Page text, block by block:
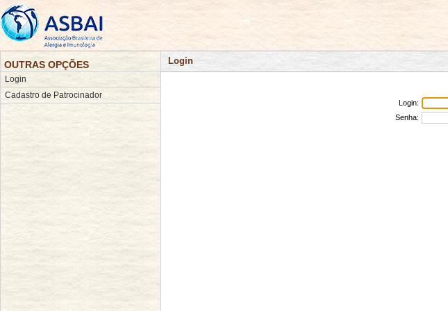
OUTRAS OPÇÕES
Login
Cadastro de Patrocinador
Login
Login:
Senha: